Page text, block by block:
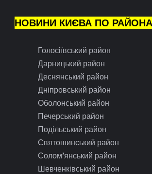
НОВИНИ КИЄВА ПО
Голосіївський район
Дарницький район
Деснянський район
Дніпровський район
Оболонський район
Печерський район
Подільський район
Святошинський район
Солом’янський район
Шевченківський район